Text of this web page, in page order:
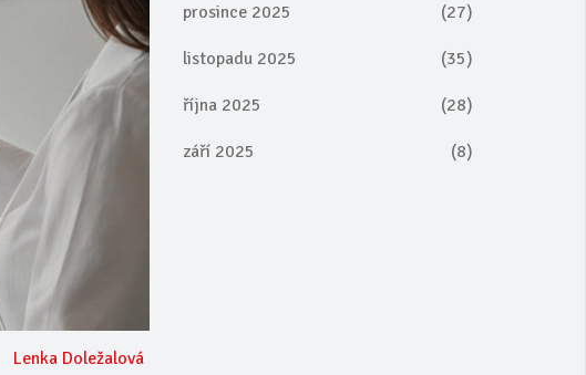
Lenka Doležalová
prosince 2025 (27)
listopadu 2025 (35)
října 2025 (28)
září 2025 (8)